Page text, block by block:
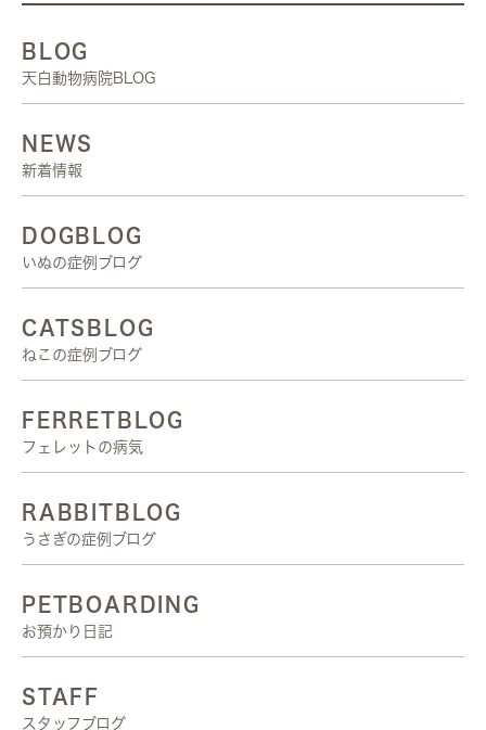
BLOG
天白動物病院BLOG
NEWS
新着情報
DOGBLOG
いぬの症例ブログ
CATSBLOG
ねこの症例ブログ
FERRETBLOG
フェレットの病気
RABBITBLOG
うさぎの症例ブログ
PETBOARDING
お預かり日記
STAFF
スタッフブログ